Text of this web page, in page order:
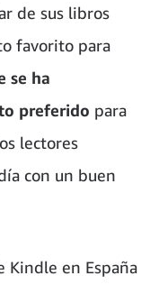
de sus libros
favorito para
se ha
preferido para
lectores
con un buen
Kindle en España